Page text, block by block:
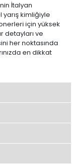
İtalyan
kimliğiyle
için yüksek
detayları ve
her noktasında
en dikkat